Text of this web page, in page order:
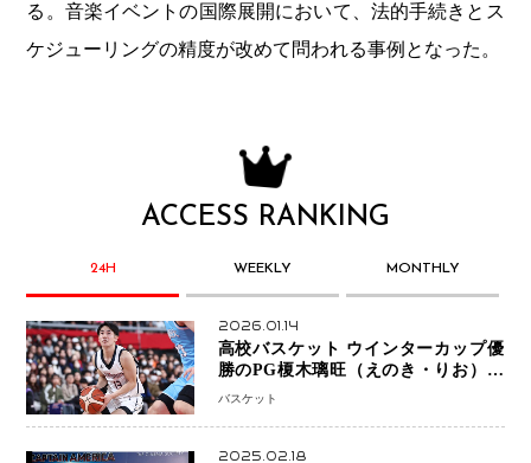
る。音楽イベントの国際展開において、法的手続きとス
ケジューリングの精度が改めて問われる事例となった。
ACCESS RANKING
24H WEEKLY MONTHLY
2026.01.14
高校バスケット ウインターカップ優
勝のPG榎木璃旺（えのき・りお）が
プロの現場へ―。
バスケット
2025.02.18